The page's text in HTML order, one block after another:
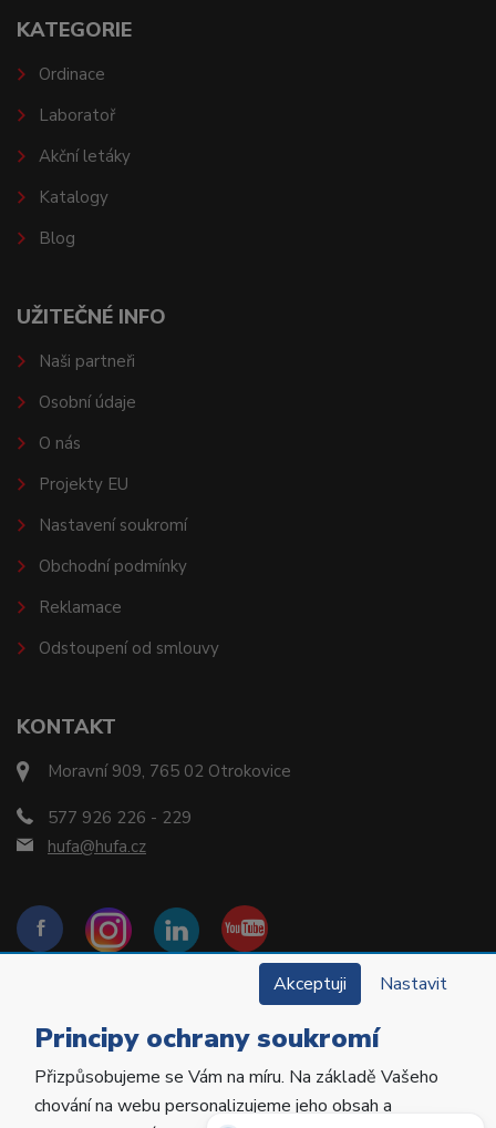
KONTAKT
Moravní 909, 765 02 Otrokovice
577 926 226 - 229
hufa@hufa.cz
KATEGORIE
Ordinace
Laboratoř
Akční letáky
Katalogy
Blog
UŽITEČNÉ INFO
Naši partneři
Osobní údaje
O nás
Projekty EU
Nastavení soukromí
Obchodní podmínky
Reklamace
Odstoupení od smlouvy
Copyright © 2022 Hu-Fa Dental a.s. Všechna práva
vyhrazena.
Akceptuji Nastavit
Principy ochrany soukromí
Přizpůsobujeme se Vám na míru. Na základě Vašeho
chování na webu personalizujeme jeho obsah a